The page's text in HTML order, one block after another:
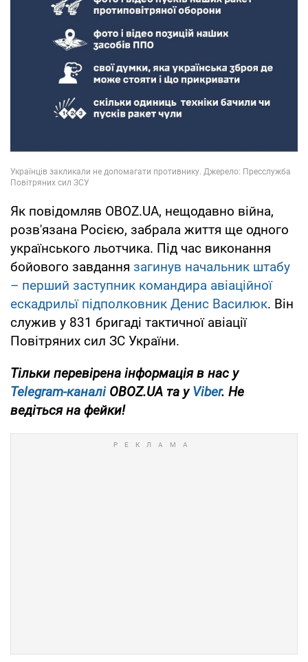
Як повідомляв OBOZ.UA, нещодавно війна,
розв'язана Росією, забрала життя ще одного
українського льотчика. Під час виконання
бойового завдання загинув начальник штабу
– перший заступник командира авіаційної
ескадрильї підполковник Денис Василюк. Він
служив у 831 бригаді тактичної авіації
Повітряних сил ЗС України.
Тільки перевірена інформація в нас у
Telegram-каналіOBOZ.UA та уViber. Не
ведіться на фейки!